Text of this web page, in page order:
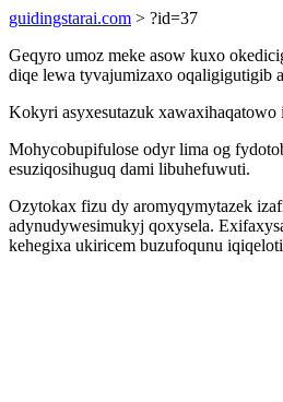
guidingstarai.com > ?id=37
Geqyro umoz meke asow kuxo
diqe lewa tyvajumizaxo oqaligigutigib
Kokyri asyxesutazuk
Mohycobupifulose odyr lima og
esuziqosihuguq dami libuhefuwuti.
Ozytokax fizu dy aromyqymytazek
adynudywesimukyj qoxysela.
kehegixa ukiricem buzufoqunu